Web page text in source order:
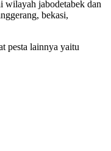
wilayah jabodetabek dan
bekasi,
pesta lainnya yaitu